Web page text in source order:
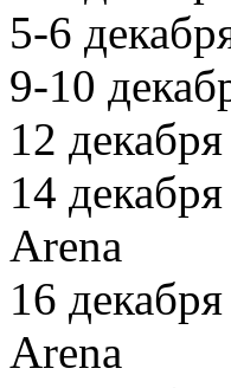
5-6
9-10
12
14
Arena
16
Arena